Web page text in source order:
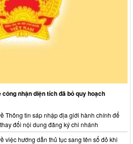
nhận diện tích đã bỏ quy hoạch
Thông tin sáp nhập địa giới hành chính để
đổi nội dung đăng ký chi nhánh
việc hướng dẫn thủ tục sang tên sổ đỏ khi